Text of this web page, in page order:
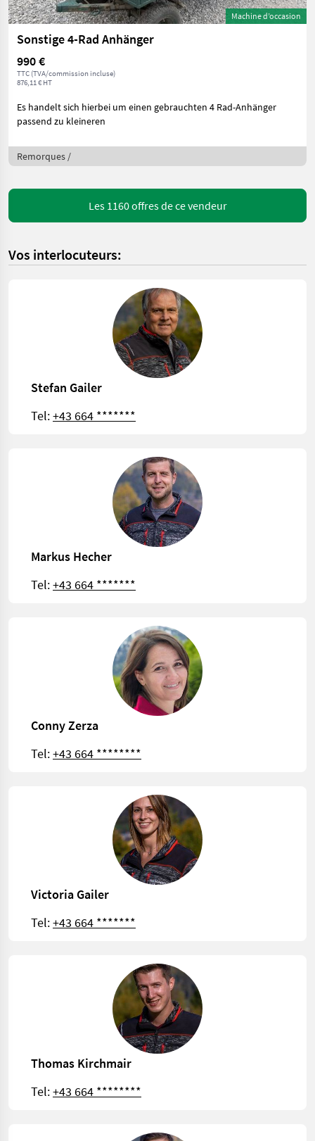
Machine d’occasion
Sonstige 4-Rad Anhänger
990 €
TTC (TVA/commission incluse)
876,11 € HT
Es handelt sich hierbei um einen gebrauchten 4 Rad-Anhänger
passend zu kleineren
Remorques /
Les 1160 offres de ce vendeur
Vos interlocuteurs:
Stefan Gailer
Tel:+43 664 *******
Markus Hecher
Tel:+43 664 *******
Conny Zerza
Tel:+43 664 ********
Victoria Gailer
Tel:+43 664 *******
Thomas Kirchmair
Tel:+43 664 ********